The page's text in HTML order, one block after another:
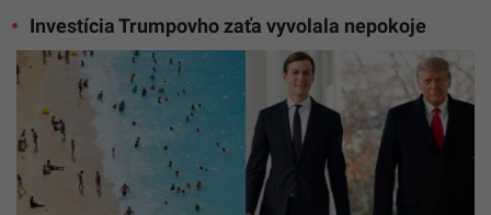
Investícia Trumpovho zaťa vyvolala nepokoje
Donald
Trump.